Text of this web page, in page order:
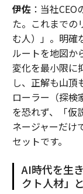
伊佐：当社CEO
た。これまでの
む人）」。明確
ルートを地図か
変化を最小限に
し、正解も山頂
ローラー（探検
を恐れず、「仮
ネージャーだけ
セットです。
AI時代を生
クト人材」